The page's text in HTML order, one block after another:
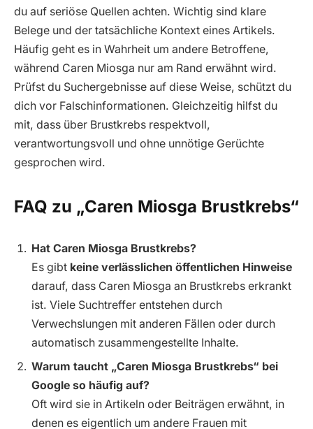
du auf seriöse Quellen achten. Wichtig sind klare
Belege und der tatsächliche Kontext eines Artikels.
Häufig geht es in Wahrheit um andere Betroffene,
während Caren Miosga nur am Rand erwähnt wird.
Prüfst du Suchergebnisse auf diese Weise, schützt du
dich vor Falschinformationen. Gleichzeitig hilfst du
mit, dass über Brustkrebs respektvoll,
verantwortungsvoll und ohne unnötige Gerüchte
gesprochen wird.
FAQ zu „Caren Miosga Brustkrebs“
Hat Caren Miosga Brustkrebs?
Es gibt keine verlässlichen öffentlichen Hinweise
darauf, dass Caren Miosga an Brustkrebs erkrankt
ist. Viele Suchtreffer entstehen durch
Verwechslungen mit anderen Fällen oder durch
automatisch zusammengestellte Inhalte.
Warum taucht „Caren Miosga Brustkrebs“ bei
Google so häufig auf?
Oft wird sie in Artikeln oder Beiträgen erwähnt, in
denen es eigentlich um andere Frauen mit